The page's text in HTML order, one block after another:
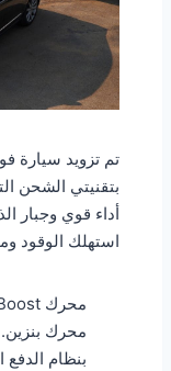
بتقنيتي الشحن
أداء قوي وجبار
استهلك الوقود
محرك EcoBoost.
محرك بنزين.
بنظام الدفع